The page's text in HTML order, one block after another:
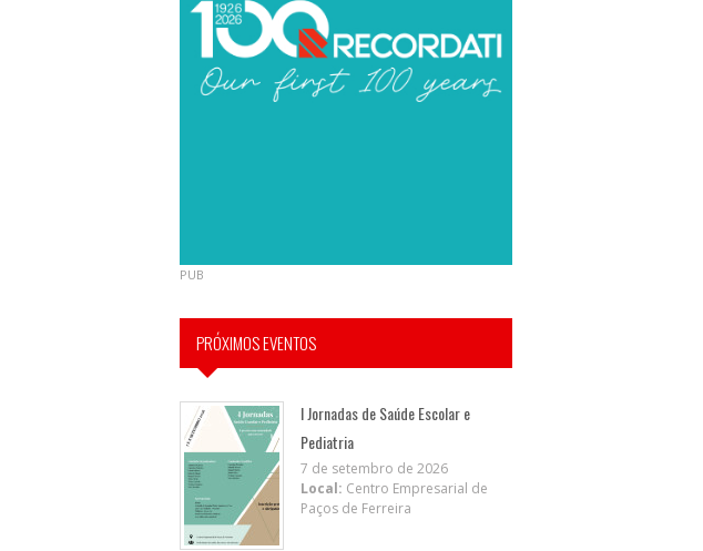
PUB
PRÓXIMOS EVENTOS
I Jornadas de Saúde Escolar e
Pediatria
7 de setembro de 2026
Local: Centro Empresarial de
Paços de Ferreira